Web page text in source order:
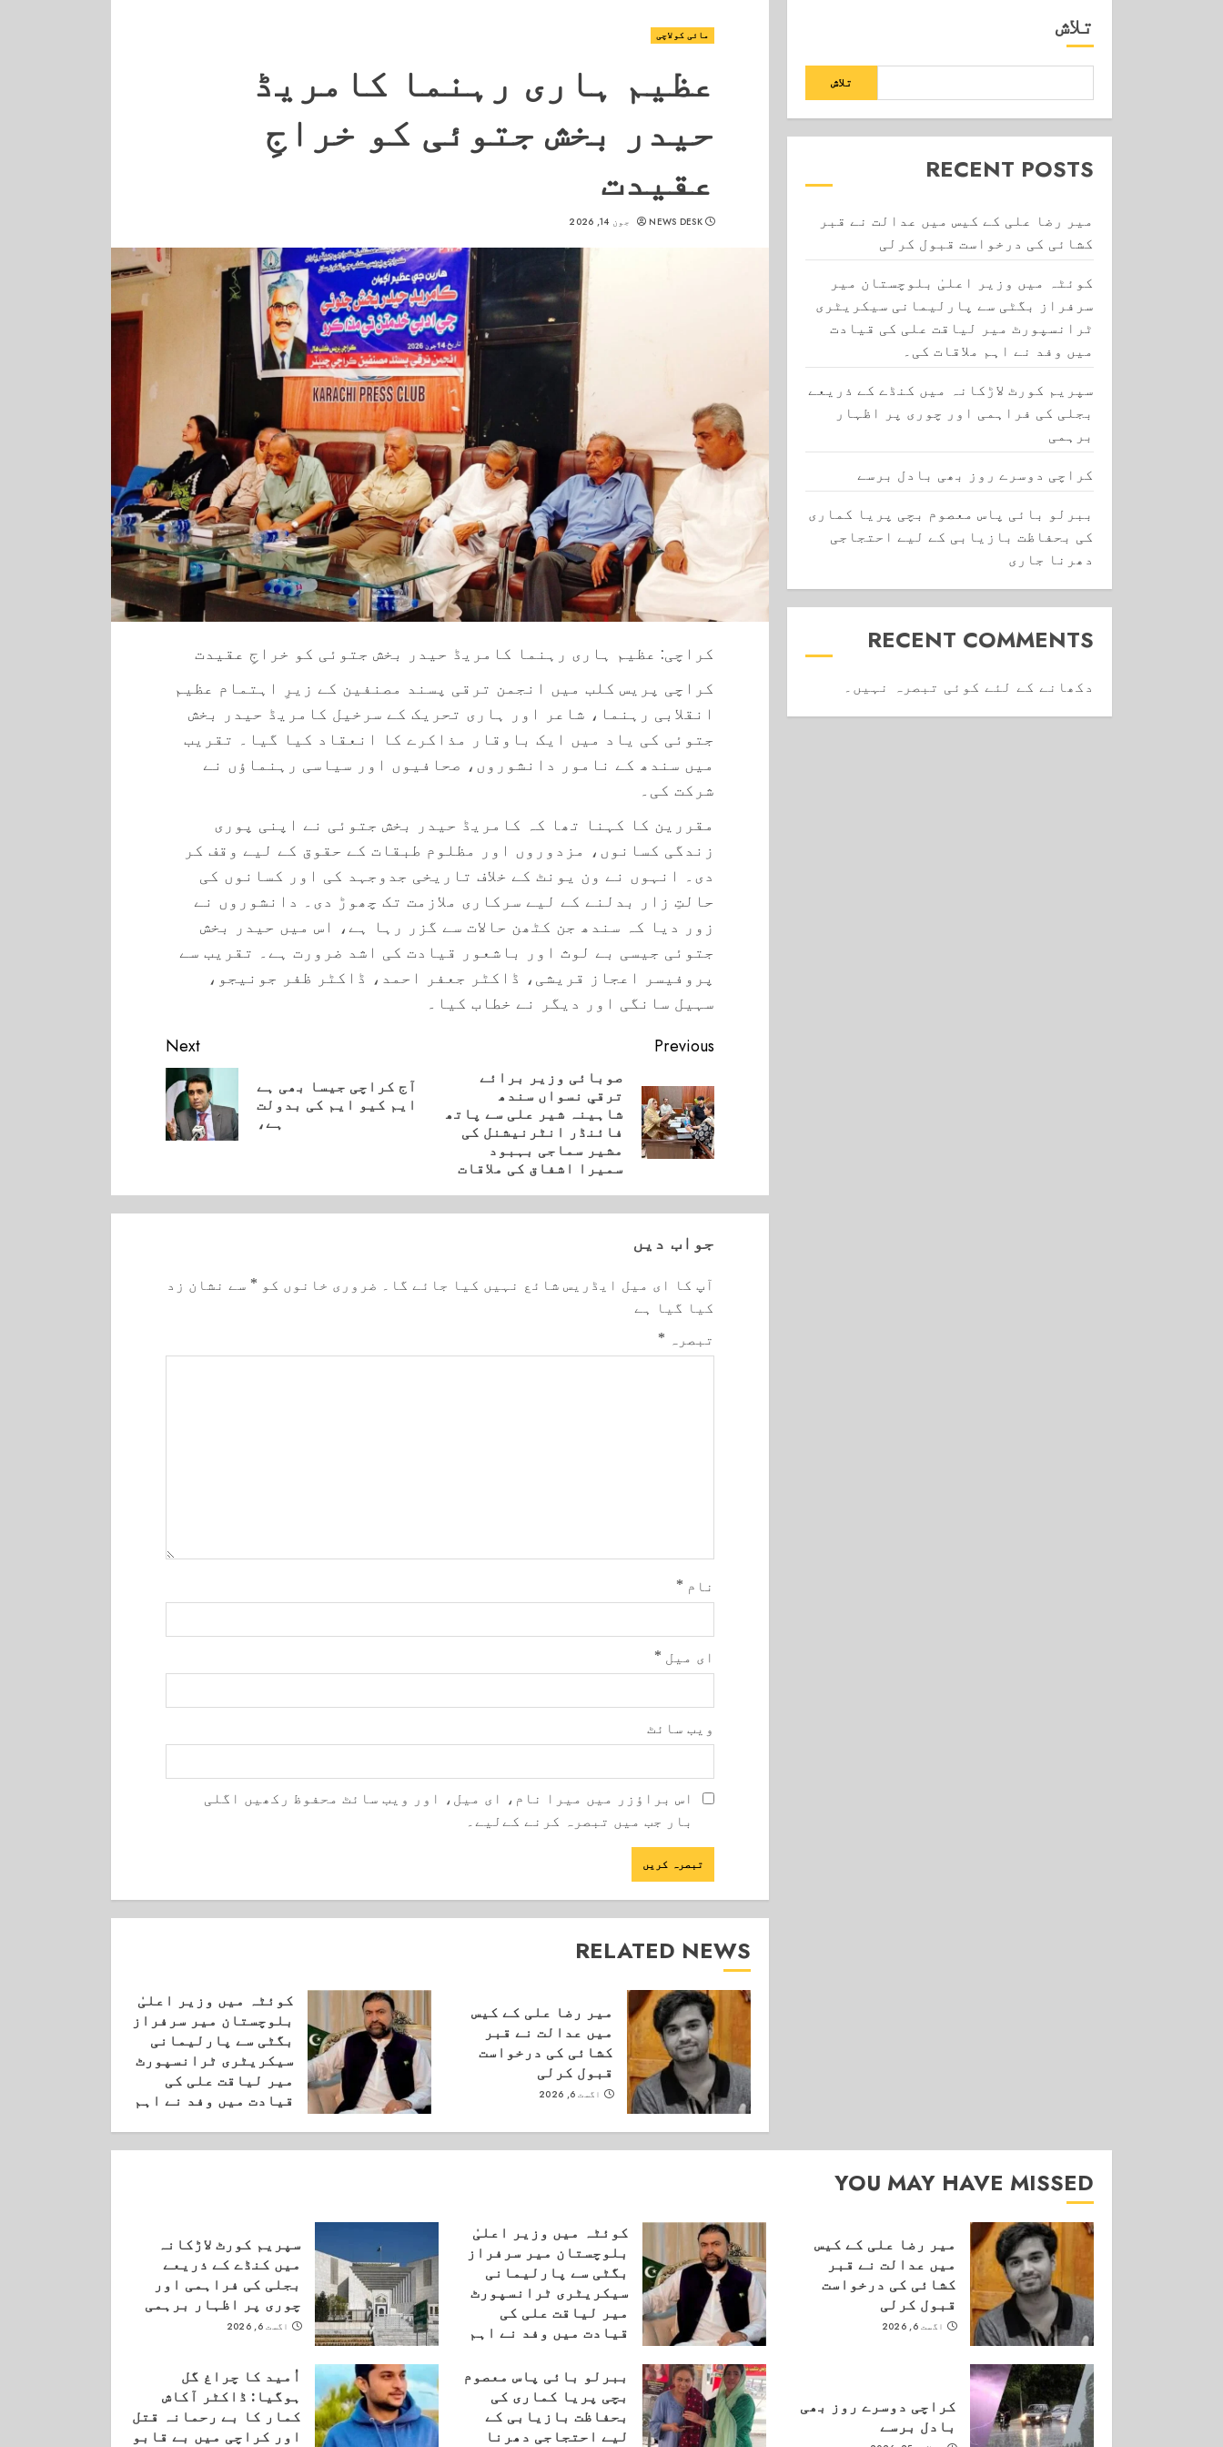
مائی کولاچی
عظیم ہاری رہنما کامریڈ
حیدر بخش جتوئی کو خراجِ
عقیدت
NEWS DESK جون 14, 2026
کراچی: عظیم ہاری رہنما کامریڈ حیدر بخش جتوئی کو خراجِ عقیدت
کراچی پریس کلب میں انجمن ترقی پسند مصنفین کے زیرِ اہتمام عظیم
انقلابی رہنما، شاعر اور ہاری تحریک کے سرخیل کامریڈ حیدر بخش
جتوئی کی یاد میں ایک باوقار مذاکرے کا انعقاد کیا گیا۔ تقریب
میں سندھ کے نامور دانشوروں، صحافیوں اور سیاسی رہنماؤں نے
شرکت کی۔
مقررین کا کہنا تھا کہ کامریڈ حیدر بخش جتوئی نے اپنی پوری
زندگی کسانوں، مزدوروں اور مظلوم طبقات کے حقوق کے لیے وقف کر
دی۔ انہوں نے ون یونٹ کے خلاف تاریخی جدوجہد کی اور کسانوں کی
حالتِ زار بدلنے کے لیے سرکاری ملازمت تک چھوڑ دی۔ دانشوروں نے
زور دیا کہ سندھ جن کٹھن حالات سے گزر رہا ہے، اس میں حیدر بخش
جتوئی جیسی بے لوث اور باشعور قیادت کی اشد ضرورت ہے۔ تقریب سے
پروفیسر اعجاز قریشی، ڈاکٹر جعفر احمد، ڈاکٹر ظفر جونیجو،
سہیل سانگی اور دیگر نے خطاب کیا۔
Continue
Reading
Previous
Previous
صوبائی وزیر برائے
ترقیِ نسواں سندھ
شاہینہ شیر علی سے پاتھ
فائنڈر انٹرنیشنل کی
مشیر سماجی بہبود
سمیرا اشفاق کی ملاقات
Next
Next
آج کراچی جیسا بھی ہے
ایم کیو ایم کی بدولت
ہے،
جواب دیں
آپ کا ای میل ایڈریس شائع نہیں کیا جائے گا۔ ضروری خانوں کو * سے نشان زد
کیا گیا ہے
تبصرہ *
نام *
ای میل *
ویب‌ سائٹ
اس براؤزر میں میرا نام، ای میل، اور ویب سائٹ محفوظ رکھیں اگلی
بار جب میں تبصرہ کرنے کےلیے۔
RELATED NEWS
میر رضا علی کے کیس
میں عدالت نے قبر
کشائی کی درخواست
قبول کرلی
اگست 6, 2026
کوئٹہ میں وزیر اعلیٰ
بلوچستان میر سرفراز
بگٹی سے پارلیمانی
سیکریٹری ٹرانسپورٹ
میر لیاقت علی کی
قیادت میں وفد نے اہم
تلاش
تلاش
RECENT POSTS
میر رضا علی کے کیس میں عدالت نے قبر
کشائی کی درخواست قبول کرلی
کوئٹہ میں وزیر اعلیٰ بلوچستان میر
سرفراز بگٹی سے پارلیمانی سیکریٹری
ٹرانسپورٹ میر لیاقت علی کی قیادت
میں وفد نے اہم ملاقات کی۔
سپریم کورٹ لاڑکانہ میں کنڈے کے ذریعے
بجلی کی فراہمی اور چوری پر اظہار
برہمی
کراچی دوسرے روز بھی بادل برسے
ببرلو بائی پاس معصوم بچی پریا کماری
کی بحفاظت بازیابی کے لیے احتجاجی
دھرنا جاری
RECENT COMMENTS
دکھانے کے لئے کوئی تبصرہ نہیں۔
YOU MAY HAVE MISSED
میر رضا علی کے کیس
میں عدالت نے قبر
کشائی کی درخواست
قبول کرلی
اگست 6, 2026
کوئٹہ میں وزیر اعلیٰ
بلوچستان میر سرفراز
بگٹی سے پارلیمانی
سیکریٹری ٹرانسپورٹ
میر لیاقت علی کی
قیادت میں وفد نے اہم
اگست 6, 2026
سپریم کورٹ لاڑکانہ
میں کنڈے کے ذریعے
بجلی کی فراہمی اور
چوری پر اظہار برہمی
اگست 6, 2026
کراچی دوسرے روز بھی
بادل برسے
ببرلو بائی پاس معصوم
بچی پریا کماری کی
بحفاظت بازیابی کے
لیے احتجاجی دھرنا
اُمید کا چراغ گل
ہوگیا: ڈاکٹر آکاش
کمار کا بے رحمانہ قتل
اور کراچی میں بے قابو